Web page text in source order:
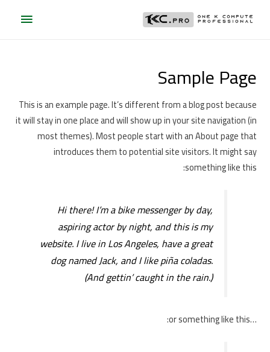
Sample Page
This is an example page. It’s different from a blog post because
it will stay in one place and will show up in your site navigation (in
most themes). Most people start with an About page that
introduces them to potential site visitors. It might say
something like this:
Hi there! I’m a bike messenger by day,
aspiring actor by night, and this is my
website. I live in Los Angeles, have a great
dog named Jack, and I like piña coladas.
(And gettin’ caught in the rain.)
…or something like this: